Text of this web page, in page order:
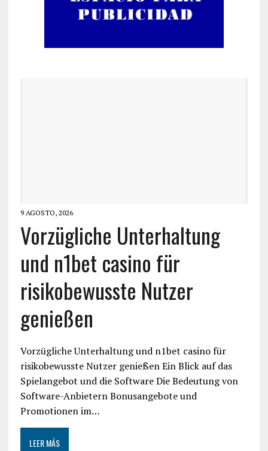
9 AGOSTO, 2026
Vorzügliche Unterhaltung
und n1bet casino für
risikobewusste Nutzer
genießen
Vorzügliche Unterhaltung und n1bet casino für
risikobewusste Nutzer genießen Ein Blick auf das
Spielangebot und die Software Die Bedeutung von
Software-Anbietern Bonusangebote und
Promotionen im…
LEER MÁS